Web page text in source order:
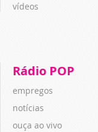
vídeos
Rádio POP
empregos
notícias
ouça ao vivo